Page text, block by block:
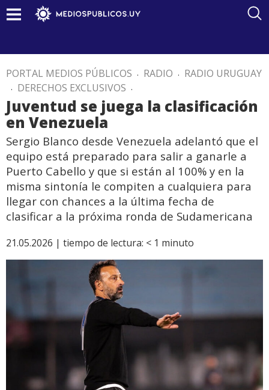
PORTAL MEDIOS PÚBLICOS . RADIO . RADIO URUGUAY
. DERECHOS EXCLUSIVOS .
Juventud se juega la clasificación
en Venezuela
Sergio Blanco desde Venezuela adelantó que el
equipo está preparado para salir a ganarle a
Puerto Cabello y que si están al 100% y en la
misma sintonía le compiten a cualquiera para
llegar con chances a la última fecha de
clasificar a la próxima ronda de Sudamericana
21.05.2026 | tiempo de lectura: < 1 minuto